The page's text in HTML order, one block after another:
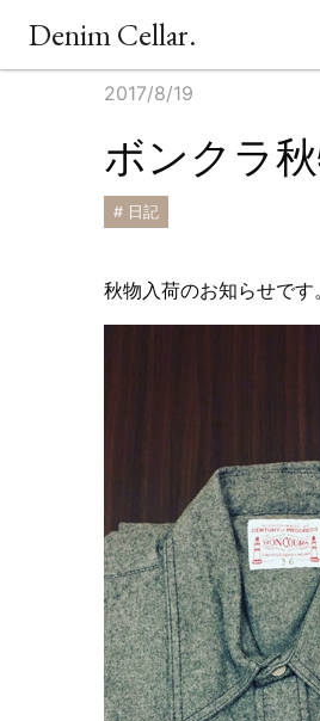
Denim Cellar.
2017/8/19
ボンクラ
# 日記
秋物入荷のお知らせです。